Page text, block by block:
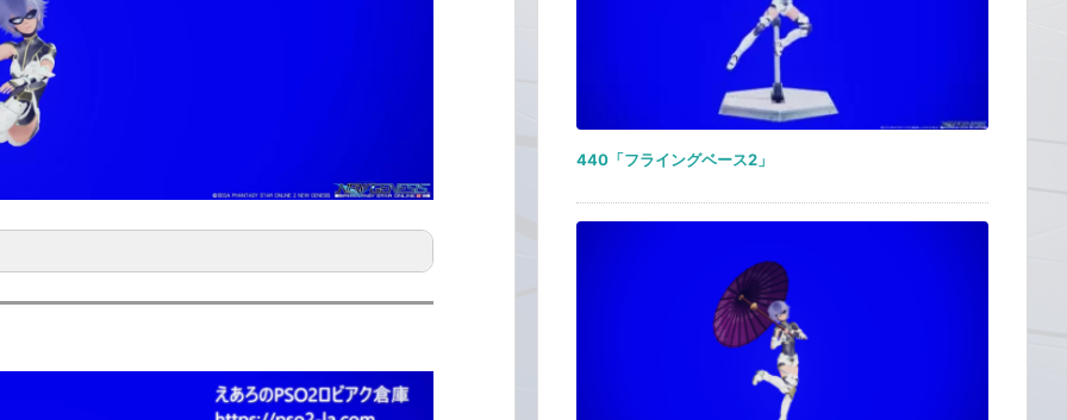
440「フライングベース2」